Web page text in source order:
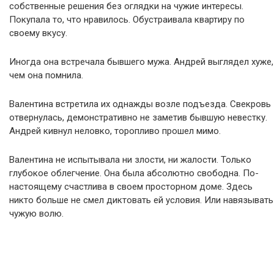
собственные решения без оглядки на чужие интересы.
Покупала то, что нравилось. Обустраивала квартиру по
своему вкусу.
Иногда она встречала бывшего мужа. Андрей выглядел хуже,
чем она помнила.
Валентина встретила их однажды возле подъезда. Свекровь
отвернулась, демонстративно не заметив бывшую невестку.
Андрей кивнул неловко, торопливо прошел мимо.
Валентина не испытывала ни злости, ни жалости. Только
глубокое облегчение. Она была абсолютно свободна. По-
настоящему счастлива в своем просторном доме. Здесь
никто больше не смел диктовать ей условия. Или навязывать
чужую волю.